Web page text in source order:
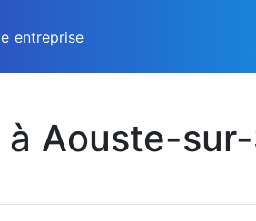
entreprise
à Aouste-